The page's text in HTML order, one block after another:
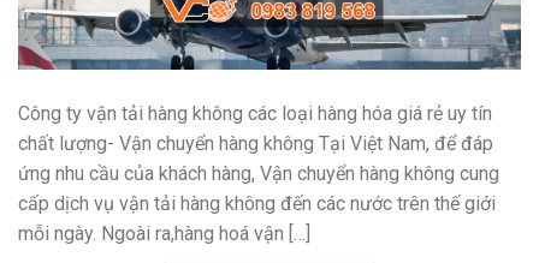
Công ty vận tải hàng không các loại hàng hóa giá rẻ uy tín
chất lượng- Vận chuyển hàng không Tại Việt Nam, để đáp
ứng nhu cầu của khách hàng, Vận chuyển hàng không cung
cấp dịch vụ vận tải hàng không đến các nước trên thế giới
mỗi ngày. Ngoài ra,hàng hoá vận […]